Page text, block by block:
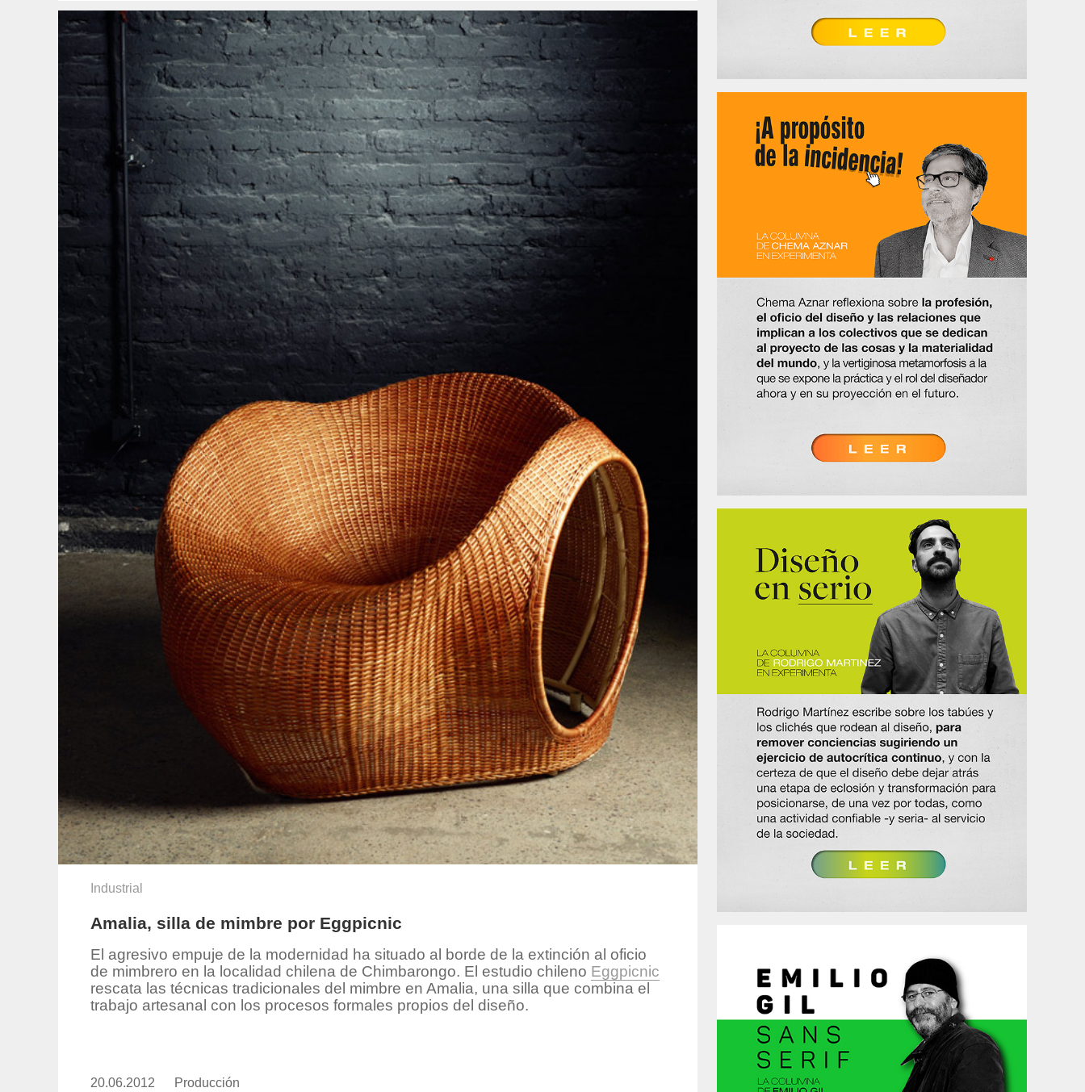
Industrial
Amalia, silla de mimbre por Eggpicnic
El agresivo empuje de la modernidad ha situado al borde de la extinción al oficio
de mimbrero en la localidad chilena de Chimbarongo. El estudio chileno Eggpicnic
rescata las técnicas tradicionales del mimbre en Amalia, una silla que combina el
trabajo artesanal con los procesos formales propios del diseño.
Publicado
20.06.2012 https://www.experimenta.es/author/produccion/
Producción